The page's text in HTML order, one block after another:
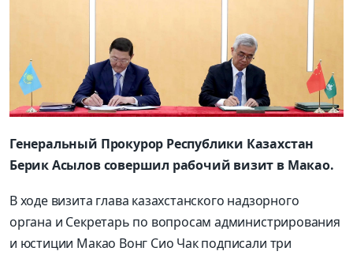
Генеральный Прокурор Республики Казахстан
Берик Асылов совершил рабочий визит в Макао.
В ходе визита глава казахстанского надзорного
органа и Секретарь по вопросам администрирования
и юстиции Макао Вонг Сио Чак подписали три